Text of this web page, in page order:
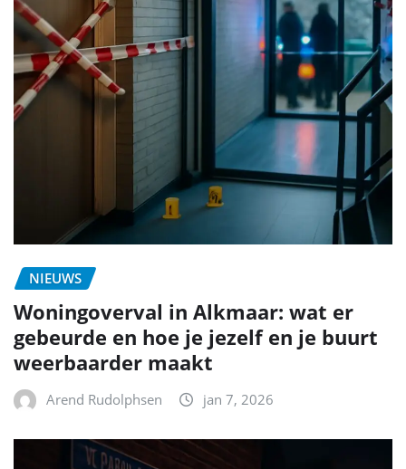
NIEUWS
Woningoverval in Alkmaar: wat er
gebeurde en hoe je jezelf en je buurt
weerbaarder maakt
Arend Rudolphsen jan 7, 2026